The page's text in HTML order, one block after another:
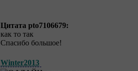
Цитата pto7106679:
как то так
Спасибо большое!
Winter2013